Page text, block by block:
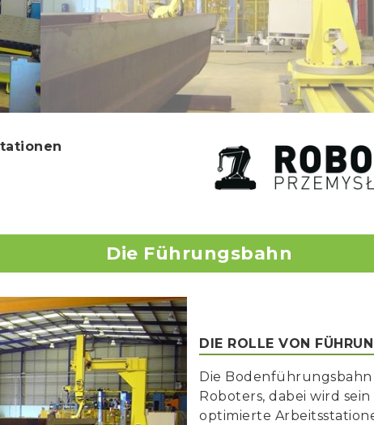
Schweißen mit der
Führungsbahn Inline
Die Führungsbahn
DIE ROLLE VON
Die
Roboters, dabei wird
optimierte